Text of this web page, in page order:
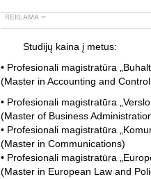
Studijų kaina į metus:
• Profesionali magistratūra
(Master in Accounting and
• Profesionali magistratūra
(Master of Business
• Profesionali magistratūra
(Master in Communications)
• Profesionali magistratūra
(Master in European Law and